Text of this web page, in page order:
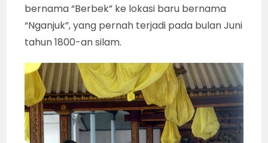
bernama “Berbek” ke lokasi baru bernama
“Nganjuk”, yang pernah terjadi pada bulan Juni
tahun 1800-an silam.